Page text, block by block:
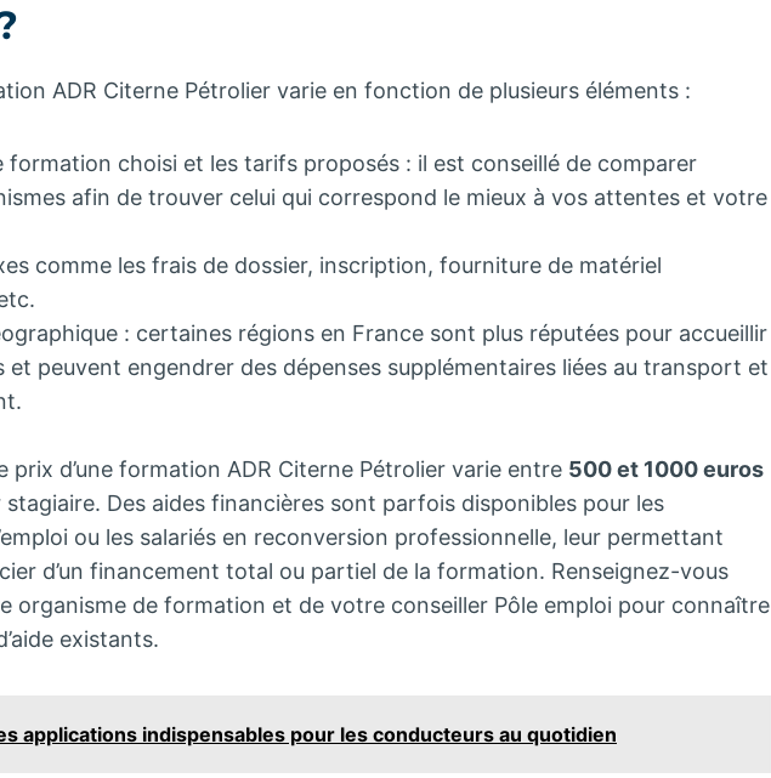
ADR Citerne Pétrolier varie en fonction de plusieurs éléments :
formation choisi et les tarifs proposés : il est conseillé de comparer
afin de trouver celui qui correspond le mieux à vos attentes et votre
comme les frais de dossier, inscription, fourniture de matériel
: certaines régions en France sont plus réputées pour accueillir
et peuvent engendrer des dépenses supplémentaires liées au transport et
prix d’une formation ADR Citerne Pétrolier varie entre 500 et 1000 euros
stagiaire. Des aides financières sont parfois disponibles pour les
ou les salariés en reconversion professionnelle, leur permettant
d’un financement total ou partiel de la formation. Renseignez-vous
organisme de formation et de votre conseiller Pôle emploi pour connaître
existants.
applications indispensables pour les conducteurs au quotidien